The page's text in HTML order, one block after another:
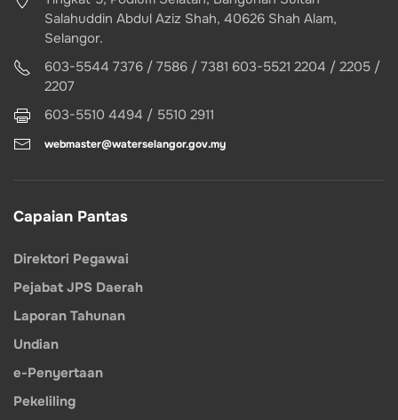
Salahuddin Abdul Aziz Shah, 40626 Shah Alam,
Selangor.
603-5544 7376 / 7586 / 7381 603-5521 2204 / 2205 /
2207
603-5510 4494 / 5510 2911
webmaster@waterselangor.gov.my
Capaian Pantas
Direktori Pegawai
Pejabat JPS Daerah
Laporan Tahunan
Undian
e-Penyertaan
Pekeliling